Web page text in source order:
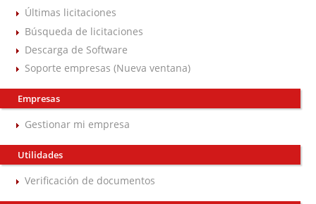
Últimas licitaciones
Búsqueda de licitaciones
Descarga de Software
Soporte empresas (Nueva ventana)
Empresas
Gestionar mi empresa
Utilidades
Verificación de documentos